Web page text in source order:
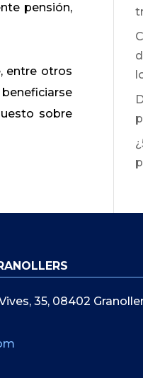
pensión,
entre otros
sobre
35, 08402